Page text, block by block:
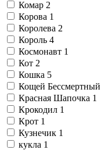
Комар 2
Корова 1
Королева 2
Король 4
Космонавт 1
Кот 2
Кошка 5
Кощей Бессмертный
Красная Шапочка 1
Крокодил 1
Крот 1
Кузнечик 1
кукла 1